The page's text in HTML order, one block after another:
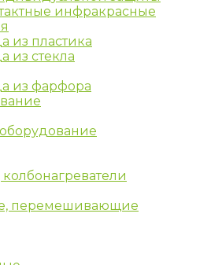
инфракрасные
из пластика
из стекла
из фарфора
перемешивающие